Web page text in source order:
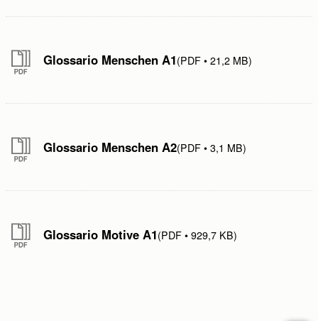
Glossario Menschen A1 PDF 21,2 MB
Glossario Menschen A2 PDF 3,1 MB
Glossario Motive A1 PDF 929,7 KB